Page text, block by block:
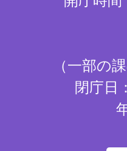
（一部の
閉庁日